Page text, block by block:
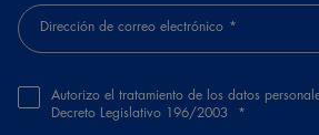
Dirección de correo electrónico
Autorizo el tratamiento de los datos
Decreto Legislativo 196/2003